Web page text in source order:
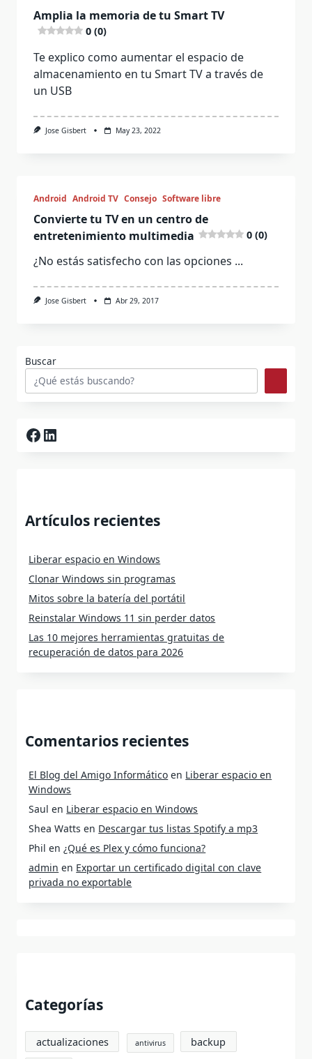
Amplia la memoria de tu Smart TV
0 (0)
Te explico como aumentar el espacio de
almacenamiento en tu Smart TV a través de
un USB
Jose Gisbert May 23, 2022
Android Android TV Consejo Software libre
Convierte tu TV en un centro de
entretenimiento multimedia
0 (0)
¿No estás satisfecho con las opciones ...
Jose Gisbert Abr 29, 2017
Buscar
Facebook
LinkedIn
Artículos recientes
Liberar espacio en Windows
Clonar Windows sin programas
Mitos sobre la batería del portátil
Reinstalar Windows 11 sin perder datos
Las 10 mejores herramientas gratuitas de
recuperación de datos para 2026
Comentarios recientes
El Blog del Amigo Informático en Liberar espacio en
Windows
Saul en Liberar espacio en Windows
Shea Watts en Descargar tus listas Spotify a mp3
Phil en¿Qué es Plex y cómo funciona?
admin en Exportar un certificado digital con clave
privada no exportable
Categorías
actualizaciones antivirus backup